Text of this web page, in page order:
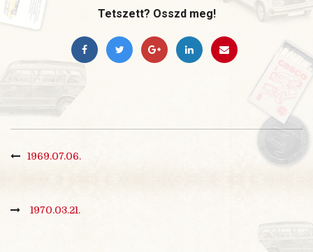
Tetszett? Osszd meg!
1969.07.06.
1970.03.21.